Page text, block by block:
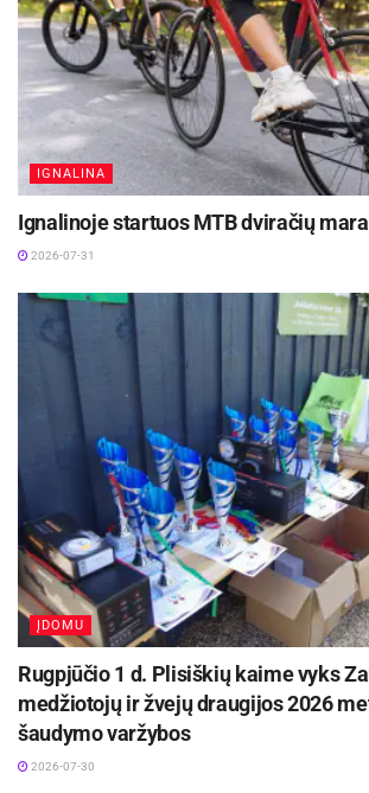
IGNALINA
Ignalinoje startuos MTB dviračių
2026-07-31
ĮDOMU
Rugpjūčio 1 d. Plisiškių kaime vyks
medžiotojų ir žvejų draugijos 2026
šaudymo varžybos
2026-07-30